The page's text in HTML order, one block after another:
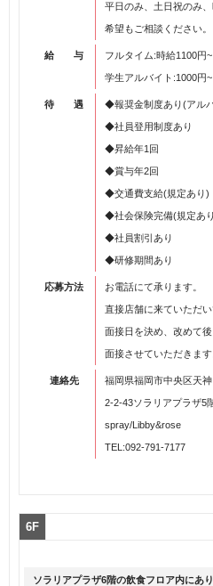
平日のみ、土日祝のみ
希望もご相談ください。
給 与 フルタイム:時給1100円~
学生アルバイト:1000円~
待 遇 ◆報奨金制度あり(アル
◆社員登用制度あり
◆昇給年1回
◆賞与年2回
◆交通費支給(規定あり)
◆社会保険完備(規定あ
◆社員割引あり
◆研修期間あり
応募方法 お電話にて承ります。
直接店舗に来ていただい
面接日を決め、改めて後
面接させていただきます
連絡先 福岡県福岡市中央区天神
2-2-43ソラリアプラザ5
spray/Libby&rose
TEL:092-791-7177
6F
ソラリアプラザ6階の飲食フロア内にあ